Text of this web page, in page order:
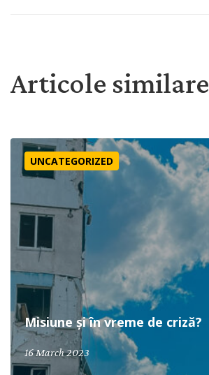
Articole similare
Misiune și în vreme de criză?
Misiune și în vreme de criză?
UNCATEGORIZED
16 March 2023